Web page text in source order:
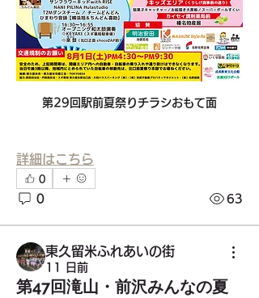
第29回駅前夏祭りチラシおもて面
詳細はこちら
0
0 63
東久留米ふれあいの街
11 日前
第47回滝山・前沢みんなの夏
グループについて
市内各地のお祭りや関連マーケット案
内